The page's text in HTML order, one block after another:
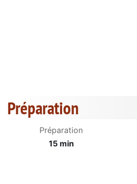
Préparation
Préparation
15 min